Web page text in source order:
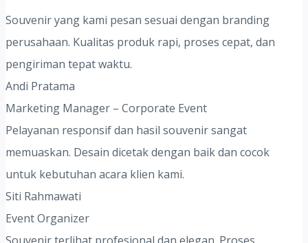
Souvenir yang kami pesan sesuai dengan branding
perusahaan. Kualitas produk rapi, proses cepat, dan
pengiriman tepat waktu.
Andi Pratama
Marketing Manager – Corporate Event
Pelayanan responsif dan hasil souvenir sangat
memuaskan. Desain dicetak dengan baik dan cocok
untuk kebutuhan acara klien kami.
Siti Rahmawati
Event Organizer